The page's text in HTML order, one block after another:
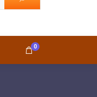
0